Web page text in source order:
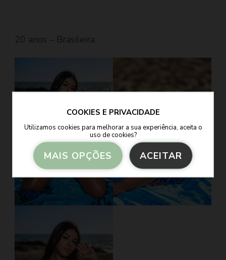
20 anos – Brasileira
COOKIES E PRIVACIDADE
Utilizamos cookies para melhorar a sua experiência, aceita o
uso de cookies?
MAIS OPÇÕES ACEITAR
Armazenamento de Anúncios
Armazenamento de Análises
Adições
Consentimento para Remarketing
Permitir suporte a funcionalidades do site.